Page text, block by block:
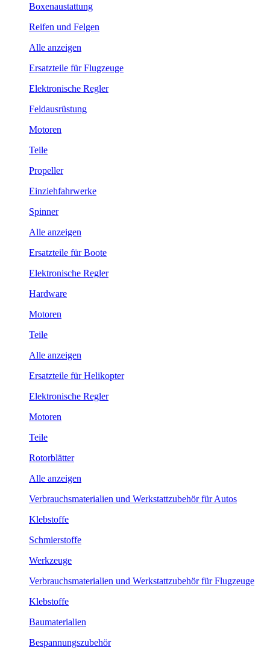
Boxenaustattung
Reifen und Felgen
Alle anzeigen
Ersatzteile für Flugzeuge
Elektronische Regler
Feldausrüstung
Motoren
Teile
Propeller
Einziehfahrwerke
Spinner
Alle anzeigen
Ersatzteile für Boote
Elektronische Regler
Hardware
Motoren
Teile
Alle anzeigen
Ersatzteile für Helikopter
Elektronische Regler
Motoren
Teile
Rotorblätter
Alle anzeigen
Verbrauchsmaterialien und Werkstattzubehör für Autos
Klebstoffe
Schmierstoffe
Werkzeuge
Verbrauchsmaterialien und Werkstattzubehör für Flugzeuge
Klebstoffe
Baumaterialien
Bespannungszubehör